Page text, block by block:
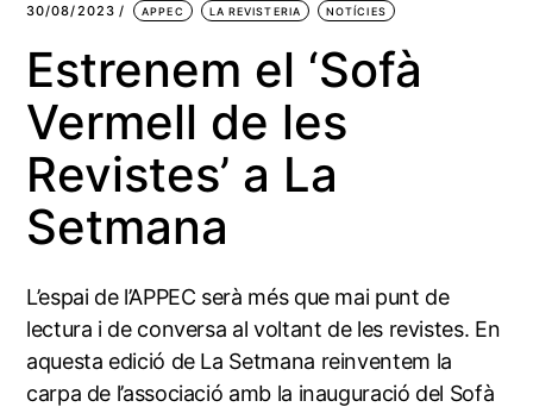
30/08/2023 APPEC LA REVISTERIA NOTÍCIES
Estrenem el ‘Sofà
Vermell de les
Revistes’ a La
Setmana
L’espai de l’APPEC serà més que mai punt de
lectura i de conversa al voltant de les revistes. En
aquesta edició de La Setmana reinventem la
carpa de l’associació amb la inauguració del Sofà